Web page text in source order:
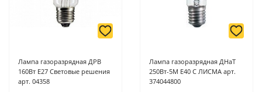
Лампа газоразрядная ДРВ
160Вт Е27 Световые решения
арт. 04358
Лампа газоразрядная ДНаТ
250Вт-5М Е40 С ЛИСМА арт.
374044800